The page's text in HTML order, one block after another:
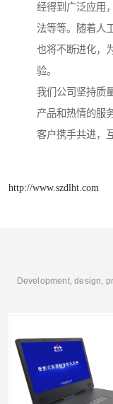
经得到广泛应用
法等等。随着人
也将不断进化，
验。
我们公司坚持质
产品和热情的服
客户携手共进，
http://www.szdlht.com
Development, design,